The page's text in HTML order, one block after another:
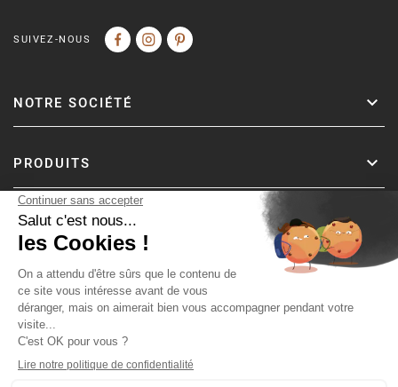
SUIVEZ-NOUS
NOTRE SOCIÉTÉ
PRODUITS
Copyright © Fer & Pierre avec coeur par wapiti